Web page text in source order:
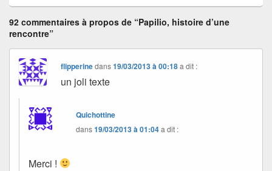
92 commentaires à propos de “Papilio, histoire d’une
rencontre”
flipperinedans19/03/2013 à 00:18 a dit :
un joli texte
Quichottine
dans19/03/2013 à 01:04a dit :
Merci !